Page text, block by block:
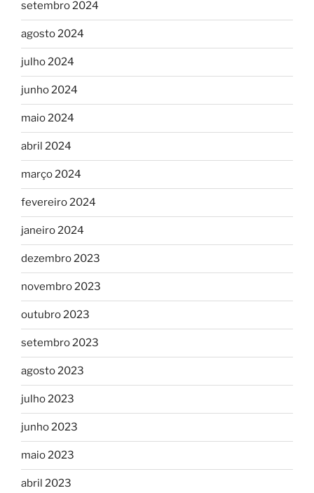
setembro 2024
agosto 2024
julho 2024
junho 2024
maio 2024
abril 2024
março 2024
fevereiro 2024
janeiro 2024
dezembro 2023
novembro 2023
outubro 2023
setembro 2023
agosto 2023
julho 2023
junho 2023
maio 2023
abril 2023